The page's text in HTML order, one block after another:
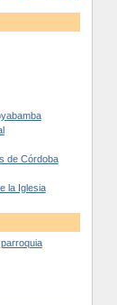
de Córdoba
la Iglesia